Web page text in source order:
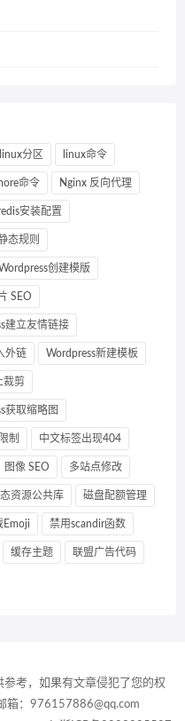
linux分区 linux命令
命令 Nginx 反向代理
安装配置
态规则
创建模版
SEO
建立友情链接
外链 Wordpress新建模板
裁剪
获取缩略图
制 中文标签出现404
图像 SEO 多站点修改
资源公共库 磁盘配额管理
Emoji 禁用scandir函数
缓存主题 联盟广告代码
考，如果有文章侵犯了您的权
箱：976157886@qq.com